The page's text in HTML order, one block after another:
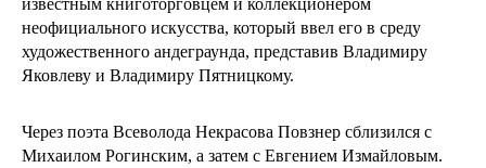
известным книготорговцем и коллекционером
неофициального искусства, который ввел его в среду
художественного андеграунда, представив Владимиру
Яковлеву и Владимиру Пятницкому.
Через поэта Всеволода Некрасова Повзнер сблизился с
Михаилом Рогинским, а затем с Евгением Измайловым.